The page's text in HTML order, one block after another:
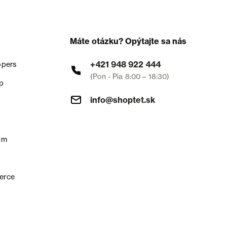
Máte otázku? Opýtajte sa nás
+421 948 922 444
(Pon - Pia 8:00 – 18:30)
info@shoptet.sk